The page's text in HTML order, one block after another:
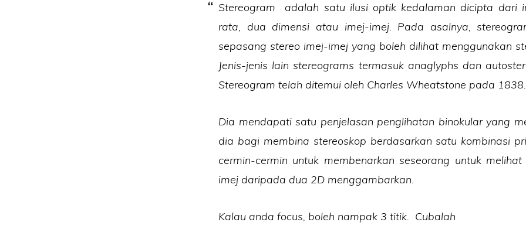
Stereogram adalah satu ilusi optik kedalaman dicipta dari
rata, dua dimensi atau imej-imej. Pada asalnya,
sepasang stereo imej-imej yang boleh dilihat menggunakan
Jenis-jenis lain stereograms termasuk anaglyphs dan
Stereogram telah ditemui oleh Charles Wheatstone pada 1838.
Dia mendapati satu penjelasan penglihatan binokular yang
dia bagi membina stereoskop berdasarkan satu kombinasi
cermin-cermin untuk membenarkan seseorang untuk
imej daripada dua 2D menggambarkan.
Kalau anda focus, boleh nampak 3 titik. Cubalah